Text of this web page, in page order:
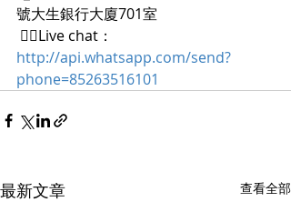
號大生銀行大廈701室
👨‍⚖️Live chat：
http://api.whatsapp.com/send?
phone=85263516101
最新文章 查看全部